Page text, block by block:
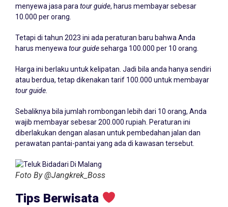
menyewa jasa para tour guide, harus membayar sebesar
10.000 per orang.
Tetapi di tahun 2023 ini ada peraturan baru bahwa Anda
harus menyewa tour guideseharga 100.000 per 10 orang.
Harga ini berlaku untuk kelipatan. Jadi bila anda hanya sendiri
atau berdua, tetap dikenakan tarif 100.000 untuk membayar
tour guide.
Sebaliknya bila jumlah rombongan lebih dari 10 orang, Anda
wajib membayar sebesar 200.000 rupiah. Peraturan ini
diberlakukan dengan alasan untuk pembedahan jalan dan
perawatan pantai-pantai yang ada di kawasan tersebut.
Foto By @Jangkrek_Boss
Tips Berwisata